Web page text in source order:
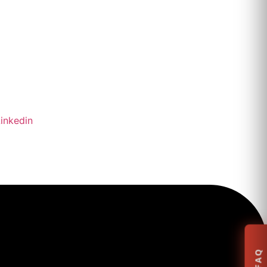
FAQ